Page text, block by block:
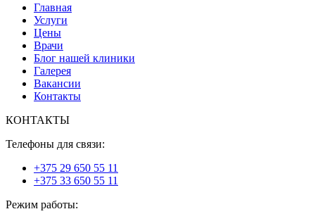
Главная
Услуги
Цены
Врачи
Блог нашей клиники
Галерея
Вакансии
Контакты
КОНТАКТЫ
Телефоны для связи:
+375 29 650 55 11
+375 33 650 55 11
Режим работы: